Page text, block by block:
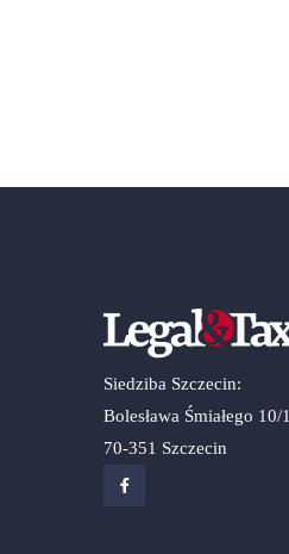
Siedziba Szczecin:
Bolesława Śmiałego 10/1
70-351 Szczecin